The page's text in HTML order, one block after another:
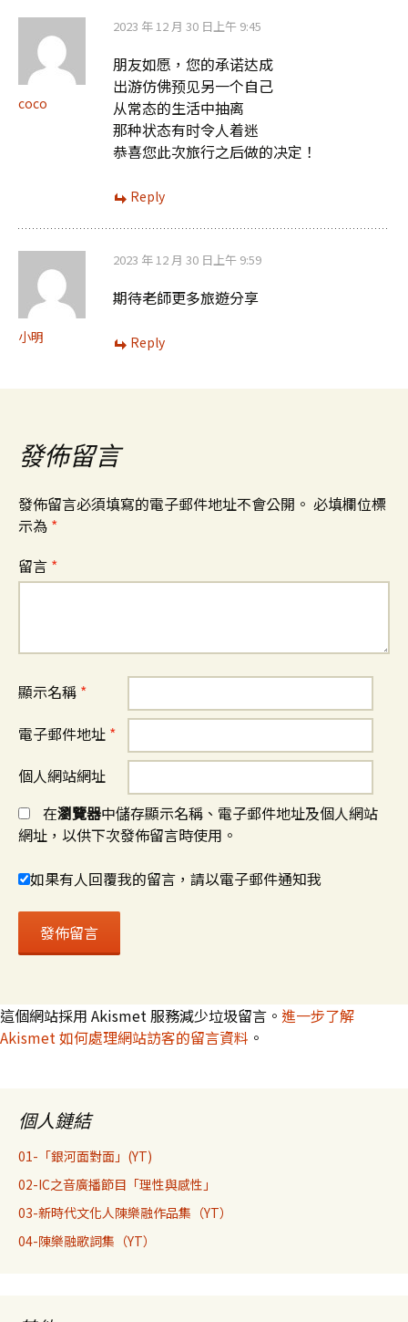
coco
2023 年 12 月 30 日上午 9:45
朋友如愿，您的承诺达成
出游仿佛预见另一个自己
从常态的生活中抽离
那种状态有时令人着迷
恭喜您此次旅行之后做的决定！
Reply
小明
2023 年 12 月 30 日上午 9:59
期待老師更多旅遊分享
Reply
發佈留言
發佈留言必須填寫的電子郵件地址不會公開。 必填欄位標
示為 *
留言 *
顯示名稱 *
電子郵件地址 *
個人網站網址
在瀏覽器中儲存顯示名稱、電子郵件地址及個人網站
網址，以供下次發佈留言時使用。
如果有人回覆我的留言，請以電子郵件通知我
這個網站採用 Akismet 服務減少垃圾留言。 進一步了解
Akismet 如何處理網站訪客的留言資料 。
個人鏈結
01-「銀河面對面」(YT)
02-IC之音廣播節目「理性與感性」
03-新時代文化人陳樂融作品集（YT）
04-陳樂融歌詞集（YT）